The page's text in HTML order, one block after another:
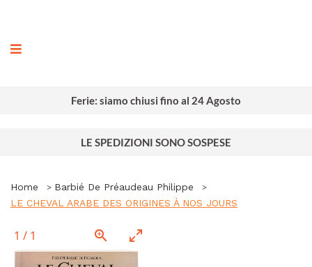
Ferie: siamo chiusi fino al 24 Agosto
LE SPEDIZIONI SONO SOSPESE
Home
Barbié De Préaudeau Philippe
LE CHEVAL ARABE DES ORIGINES À NOS JOURS
1 / 1